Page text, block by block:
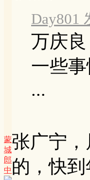
蒙
城
郎
中
Day801
万庆
一些
...
张广宁
的，快